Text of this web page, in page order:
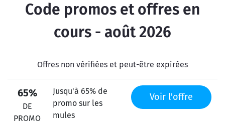
Code promos et offres en
cours - août 2026
Offres non vérifiées et peut-être expirées
65%
DE
PROMO
Jusqu'à 65% de
promo sur les
mules
Voir l'offre